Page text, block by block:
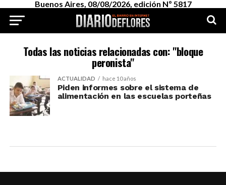
Buenos Aires, 08/08/2026, edición Nº 5817
Todas las noticias relacionadas con: "bloque
peronista"
ACTUALIDAD hace 10 años
Piden informes sobre el sistema de
alimentación en las escuelas porteñas